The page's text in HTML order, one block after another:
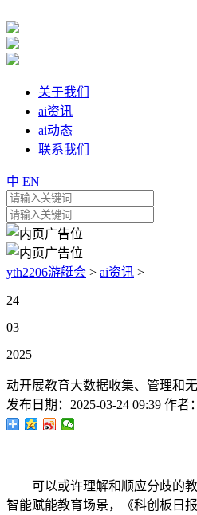
关于我们
ai资讯
ai动态
联系我们
中 EN
yth2206游艇会 > ai资讯 >
24
03
2025
动开展教育大数据收集、管理和
发布日期： 2025-03-24 09:39 作者：
可以或许理解和顺应分歧的教
智能赋能教育场景，《科创板日